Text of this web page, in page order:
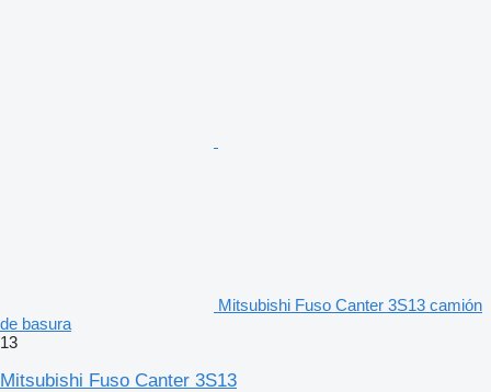
Mitsubishi Fuso Canter 3S13 camión
de basura
13
Mitsubishi Fuso Canter 3S13